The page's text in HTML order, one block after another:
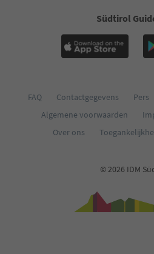
Südtirol
FAQ Contactgegevens Pers
Algemene voorwaarden
Over ons
© 2026 IDM